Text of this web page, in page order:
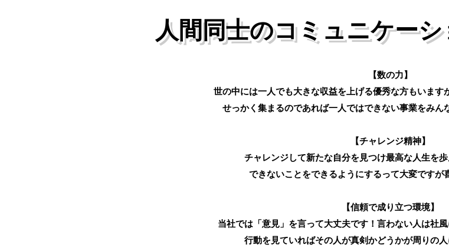
人間同士のコミュニケーシ
【数の力】
世の中には一人でも大きな収益を上げる優秀な方もいます
せっかく集まるのであれば一人ではできない事業をみん
【チャレンジ精神】
チャレンジして新たな自分を見つけ最高な人生を歩
できないことをできるようにするって大変ですが
【信頼で成り立つ環境】
当社では「意見」を言って大丈夫です！言わない人は社風
行動を見ていればその人が真剣かどうかが周りの人